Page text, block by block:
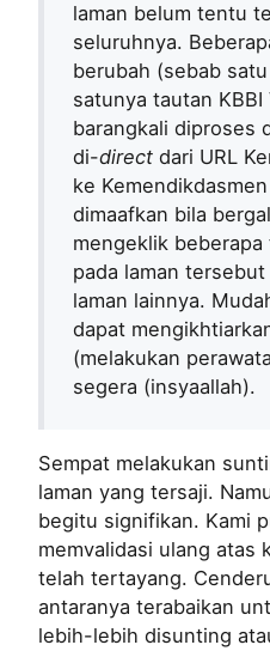
laman belum tentu
seluruhnya.
berubah (sebab
satunya tautan KBBI
barangkali diproses
di-direct dari URL
ke
dimaafkan bila
mengeklik
pada laman
laman lainnya.
dapat
(melakukan
segera (insyaallah).
Sempat melakukan
laman yang tersaji.
begitu signifikan. Kami
memvalidasi ulang atas
telah tertayang.
antaranya terabaikan
lebih-lebih disunting